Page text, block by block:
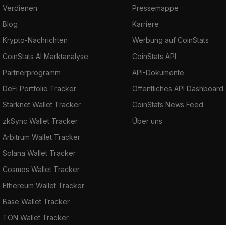
Verdienen
Blog
Krypto-Nachrichten
CoinStats AI Marktanalyse
Partnerprogramm
DeFi Portfolio Tracker
Starknet Wallet Tracker
zkSync Wallet Tracker
Arbitrum Wallet Tracker
Solana Wallet Tracker
Cosmos Wallet Tracker
Ethereum Wallet Tracker
Base Wallet Tracker
TON Wallet Tracker
Pressemappe
Karriere
Werbung auf CoinStats
CoinStats API
API-Dokumente
Öffentliches API Dashboard
CoinStats News Feed
Über uns